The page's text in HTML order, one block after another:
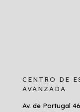
CENTRO DE
AVANZADA
Av. de Portugal